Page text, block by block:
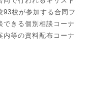
93校が参加する合同フ
できる個別相談コーナ
内等の資料配布コーナ